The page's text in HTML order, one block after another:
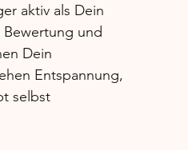
aktiv als Dein
und
Dein
Entspannung,
selbst